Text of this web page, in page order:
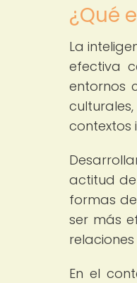
¿Qué
La
efectiva
entornos
contextos
actitud
formas
ser más
En el